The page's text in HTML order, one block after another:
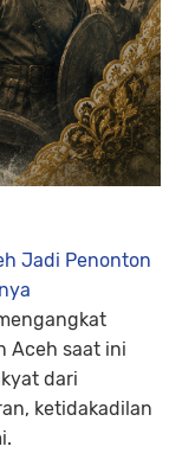
Jadi Penonton
Aceh saat ini
dari
ketidakadilan